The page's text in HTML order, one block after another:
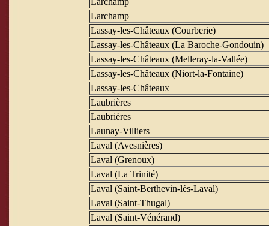
Larchamp
Lassay-les-Châteaux (Courberie)
Lassay-les-Châteaux (La Baroche-Gondouin)
Lassay-les-Châteaux (Melleray-la-Vallée)
Lassay-les-Châteaux (Niort-la-Fontaine)
Lassay-les-Châteaux
Laubrières
Laubrières
Launay-Villiers
Laval (Avesnières)
Laval (Grenoux)
Laval (La Trinité)
Laval (Saint-Berthevin-lès-Laval)
Laval (Saint-Thugal)
Laval (Saint-Vénérand)